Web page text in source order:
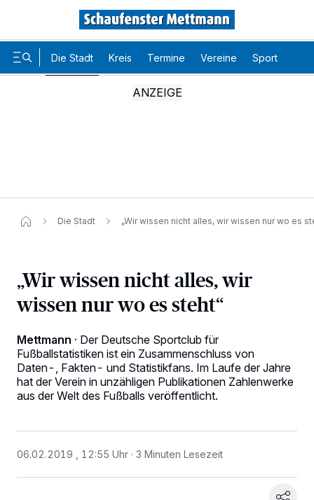
Die Stadt Kreis Termine Vereine Sport
Die Stadt „Wir wissen nicht alles, wir wissen nur wo es
„Wir wissen nicht alles, wir
wissen nur wo es steht“
Mettmann · Der Deutsche Sportclub für
Fußballstatistiken ist ein Zusammenschluss von
Daten-, Fakten- und Statistikfans. Im Laufe der Jahre
hat der Verein in unzähligen Publikationen Zahlenwerke
aus der Welt des Fußballs veröffentlicht.
06.02.2019 , 12:55 Uhr 3 Minuten Lesezeit